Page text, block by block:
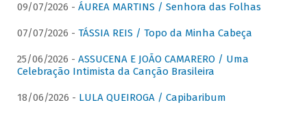
09/07/2026 - ÁUREA MARTINS / Senhora das Folhas
07/07/2026 - TÁSSIA REIS / Topo da Minha Cabeça
25/06/2026 - ASSUCENA E JOÃO CAMARERO / Uma
Celebração Intimista da Canção Brasileira
18/06/2026 - LULA QUEIROGA / Capibaribum